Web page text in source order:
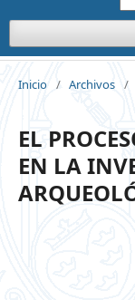
Inicio / Archivos /
EL
EN LA